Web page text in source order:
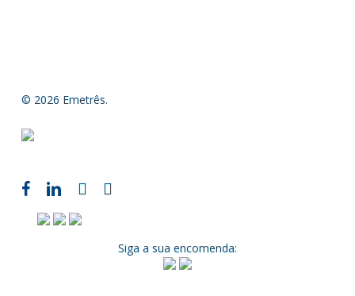
© 2026 Emetrês.
Siga a sua encomenda: